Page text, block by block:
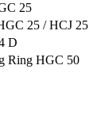
25
25 / HCJ 25
D
Ring HGC 50